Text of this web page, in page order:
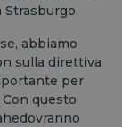
abbiamo
sulla direttiva
per
questo